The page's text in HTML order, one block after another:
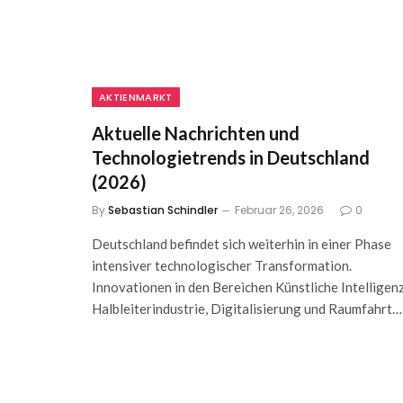
AKTIENMARKT
Aktuelle Nachrichten und
Technologietrends in Deutschland
(2026)
BySebastian Schindler Februar 26, 2026 0
Deutschland befindet sich weiterhin in einer Phase
intensiver technologischer Transformation.
Innovationen in den Bereichen Künstliche
Halbleiterindustrie, Digitalisierung und Raumfahrt…